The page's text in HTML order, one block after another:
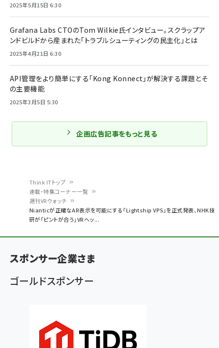
く
Think ITトップ
連載・特集コーナー一覧
週刊VRウォッチ
Nianticが正確なAR表示を可能にする「Lightship VPS」を正式発表、NHK技
研が「ピントが合う」VRヘッ...
2025年5月15日 6:30
Grafana Labs CTOのTom Wilkie氏インタビュー。スクラップア
ンドビルドから産まれた「トラブルシューティングの民主化」とは
2025年4月21日 6:30
API管理をより簡単にする「Kong Konnect」が解決する課題とそ
の主要機能
2025年3月5日 5:30
企画広告記事をもっと見る
スポンサー企業さま
ゴールドスポンサー